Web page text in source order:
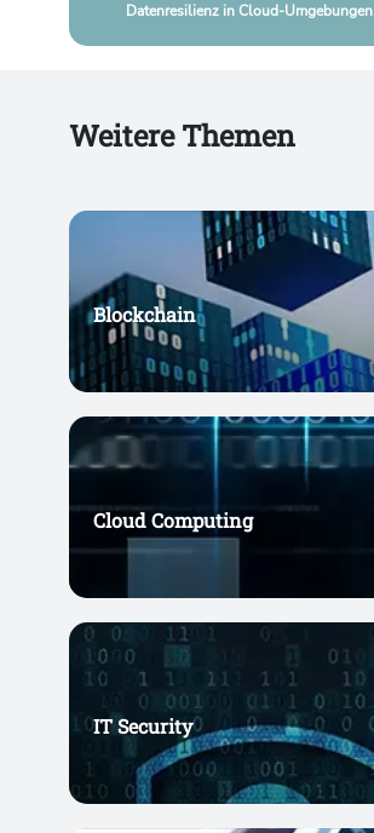
Datenresilienz in Cloud-Umgebungen
Weitere Themen
Blockchain
Cloud Computing
IT Security